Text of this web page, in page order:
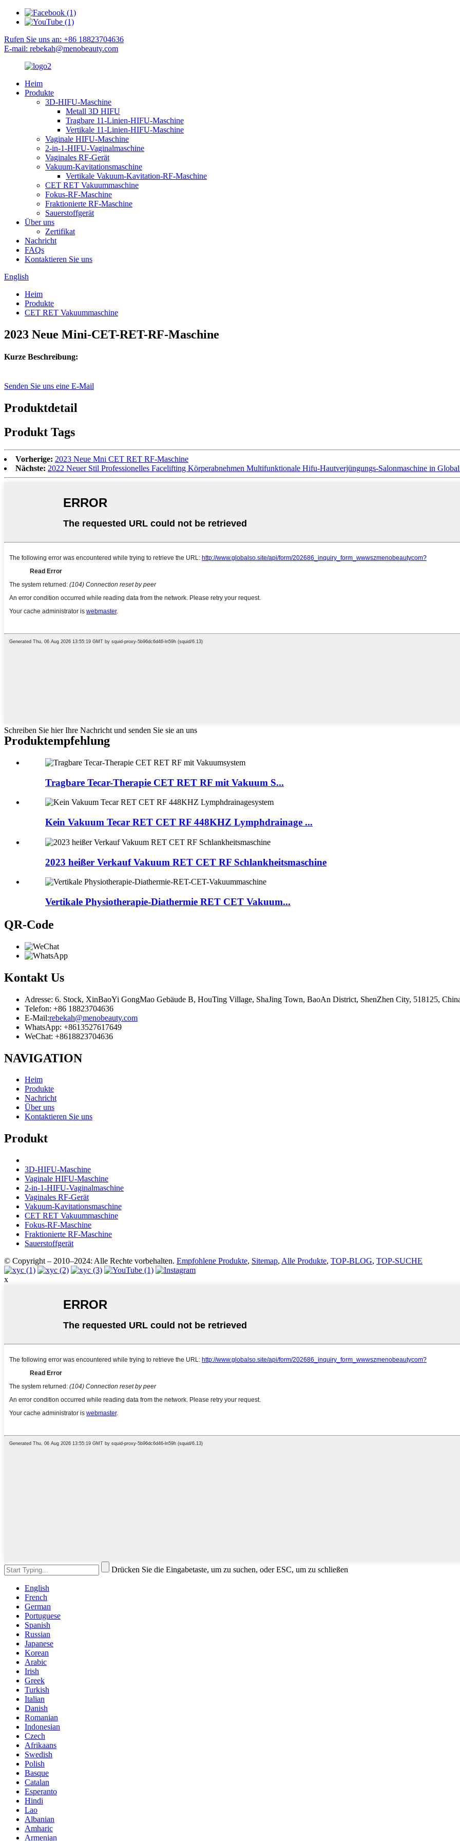
Rufen Sie uns an: +86 18823704636
E-mail: rebekah@menobeauty.com
Heim
Produkte
3D-HIFU-Maschine
Metall 3D HIFU
Tragbare 11-Linien-HIFU-Maschine
Vertikale 11-Linien-HIFU-Maschine
Vaginale HIFU-Maschine
2-in-1-HIFU-Vaginalmaschine
Vaginales RF-Gerät
Vakuum-Kavitationsmaschine
Vertikale Vakuum-Kavitation-RF-Maschine
CET RET Vakuummaschine
Fokus-RF-Maschine
Fraktionierte RF-Maschine
Sauerstoffgerät
Über uns
Zertifikat
Nachricht
FAQs
Kontaktieren Sie uns
English
Heim
Produkte
CET RET Vakuummaschine
2023 Neue Mini-CET-RET-RF-Maschine
Kurze Beschreibung:
Senden Sie uns eine E-Mail
Produktdetail
Produkt Tags
Vorherige: 2023 Neue Mni CET RET RF-Maschine
Nächste: 2022 Neuer Stil Professionelles Facelifting Körperabnehmen Multifunktionale Hifu-Hautverjüngungs-Salonmaschine in
Schreiben Sie hier Ihre Nachricht und senden Sie sie an uns
Produktempfehlung
Tragbare Tecar-Therapie CET RET RF mit Vakuum S...
Kein Vakuum Tecar RET CET RF 448KHZ Lymphdrainage ...
2023 heißer Verkauf Vakuum RET CET RF Schlankheitsmaschine
Vertikale Physiotherapie-Diathermie RET CET Vakuum...
QR-Code
Kontakt Us
Adresse: 6. Stock, XinBaoYi GongMao Gebäude B, HouTing Village, ShaJing Town, BaoAn District, ShenZhen City, 518125,
Telefon: +86 18823704636
E-Mail:rebekah@menobeauty.com
WhatsApp: +8613527617649
WeChat: +8618823704636
NAVIGATION
Heim
Produkte
Nachricht
Über uns
Kontaktieren Sie uns
Produkt
3D-HIFU-Maschine
Vaginale HIFU-Maschine
2-in-1-HIFU-Vaginalmaschine
Vaginales RF-Gerät
Vakuum-Kavitationsmaschine
CET RET Vakuummaschine
Fokus-RF-Maschine
Fraktionierte RF-Maschine
Sauerstoffgerät
© Copyright – 2010–2024: Alle Rechte vorbehalten. Empfohlene Produkte, Sitemap, Alle Produkte, TOP-BLOG, TOP-SUCHE
x
Drücken Sie die Eingabetaste, um zu suchen, oder ESC, um zu schließen
English
French
German
Portuguese
Spanish
Russian
Japanese
Korean
Arabic
Irish
Greek
Turkish
Italian
Danish
Romanian
Indonesian
Czech
Afrikaans
Swedish
Polish
Basque
Catalan
Esperanto
Hindi
Lao
Albanian
Amharic
Armenian